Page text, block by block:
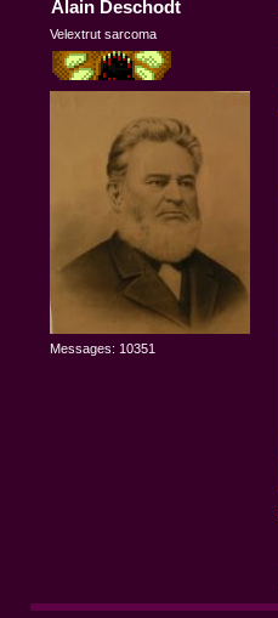
Alain Deschodt
Velextrut sarcoma
Messages: 10351